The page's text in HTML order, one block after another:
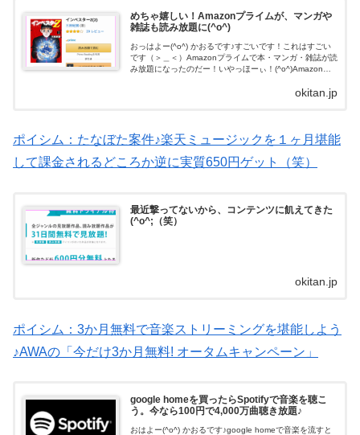
めちゃ嬉しい！Amazonプライムが、マンガや
雑誌も読み放題に(^o^)
おっはよー(^o^) かおるです♪すごいです！これはすごい
です（＞＿＜）Amazonプライムで本・マンガ・雑誌が読
み放題になったのだー！いやっほーぃ！(^o^)Amazonプ
okitan.jp
ポイシム：たなぼた案件♪楽天ミュージックを１ヶ月堪能
して課金されるどころか逆に実質650円ゲット（笑）
最近撃ってないから、コンテンツに飢えてきた
(^o^;（笑）
okitan.jp
ポイシム：3か月無料で音楽ストリーミングを堪能しよう
♪AWAの「今だけ3か月無料! オータムキャンペーン」
google homeを買ったらSpotifyで音楽を聴こ
う。今なら100円で4,000万曲聴き放題♪
おはよー(^o^) かおるです♪google homeで音楽を流すと